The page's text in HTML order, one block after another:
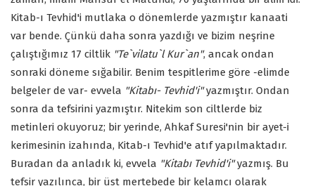
Kitab-ı Tevhid'i mutlaka o dönemlerde yazmıştır kanaati
var bende. Çünkü daha sonra yazdığı ve bizim neşrine
çalıştığımız 17 ciltlik "Te`vilatu`l Kur`an", ancak ondan
sonraki döneme sığabilir. Benim tespitlerime göre -elimde
belgeler de var- evvela "Kitabı- Tevhid'i"yazmıştır. Ondan
sonra da tefsirini yazmıştır. Nitekim son ciltlerde biz
metinleri okuyoruz; bir yerinde, Ahkaf Suresi'nin bir ayet-i
kerimesinin izahında, Kitab-ı Tevhid'e atıf yapılmaktadır.
Buradan da anladık ki, evvela "Kitabı Tevhid'i"yazmış. Bu
tefsir yazılınca, bir üst mertebede bir kelamcı olarak